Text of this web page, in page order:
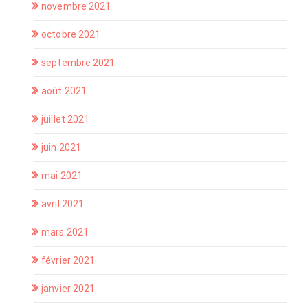
novembre 2021
octobre 2021
septembre 2021
août 2021
juillet 2021
juin 2021
mai 2021
avril 2021
mars 2021
février 2021
janvier 2021